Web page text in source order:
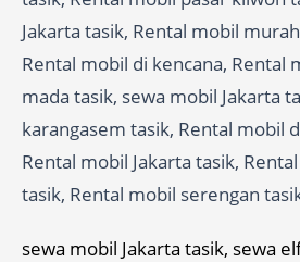
Jakarta tasik, Rental mobil
Rental mobil di kencana, Rental
mada tasik, sewa mobil Jakarta
karangasem tasik, Rental mobil
Rental mobil Jakarta tasik,
tasik, Rental mobil serengan
sewa mobil Jakarta tasik, sewa